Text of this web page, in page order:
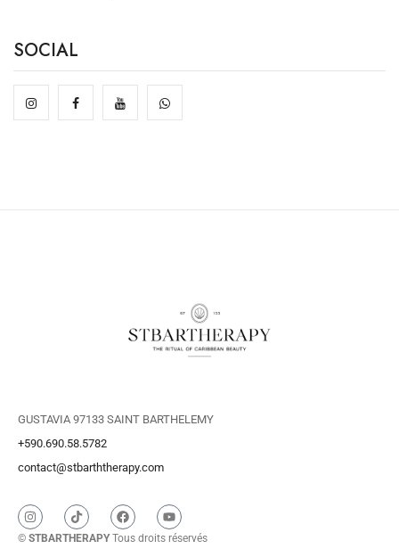
SOCIAL
GUSTAVIA 97133 SAINT BARTHELEMY
+590.690.58.5782
contact@stbarththerapy.com
© STBARTHERAPY Tous droits réservés